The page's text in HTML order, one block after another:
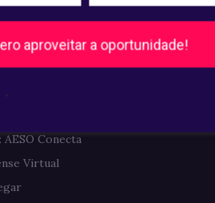
aproveitar a oportunidade!
.
AESO Conecta
Virtual